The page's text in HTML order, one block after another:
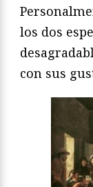
los dos
con sus